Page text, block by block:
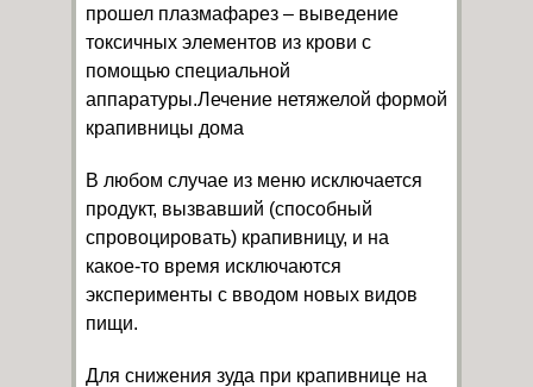
прошел плазмафарез – выведение
токсичных элементов из крови с
помощью специальной
аппаратуры.Лечение нетяжелой формой
крапивницы дома
В любом случае из меню исключается
продукт, вызвавший (способный
спровоцировать) крапивницу, и на
какое-то время исключаются
эксперименты с вводом новых видов
пищи.
Для снижения зуда при крапивнице на